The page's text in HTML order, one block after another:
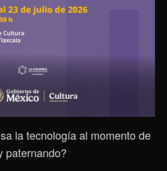
la tecnología al momento de
paternando?